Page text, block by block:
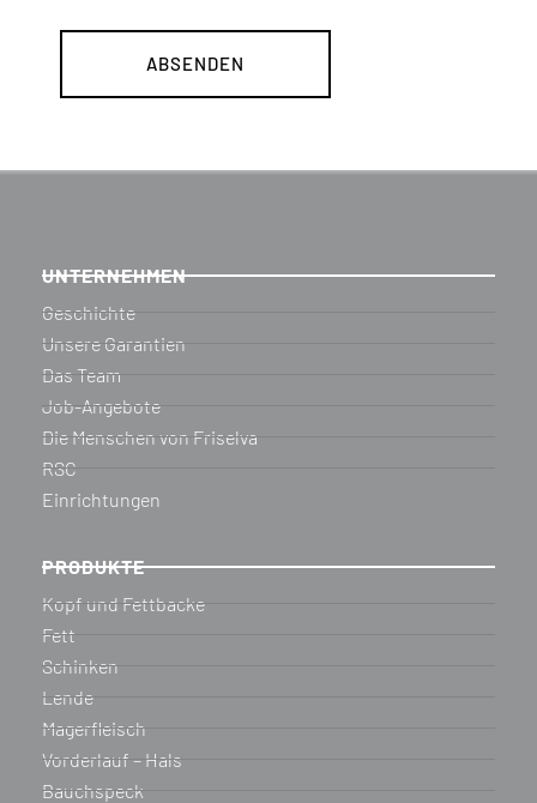
UNTERNEHMEN
Geschichte
Unsere Garantien
Das Team
Job-Angebote
Die Menschen von Friselva
RSC
Einrichtungen
PRODUKTE
Kopf und Fettbacke
Fett
Schinken
Lende
Magerfleisch
Vorderlauf – Hals
Bauchspeck